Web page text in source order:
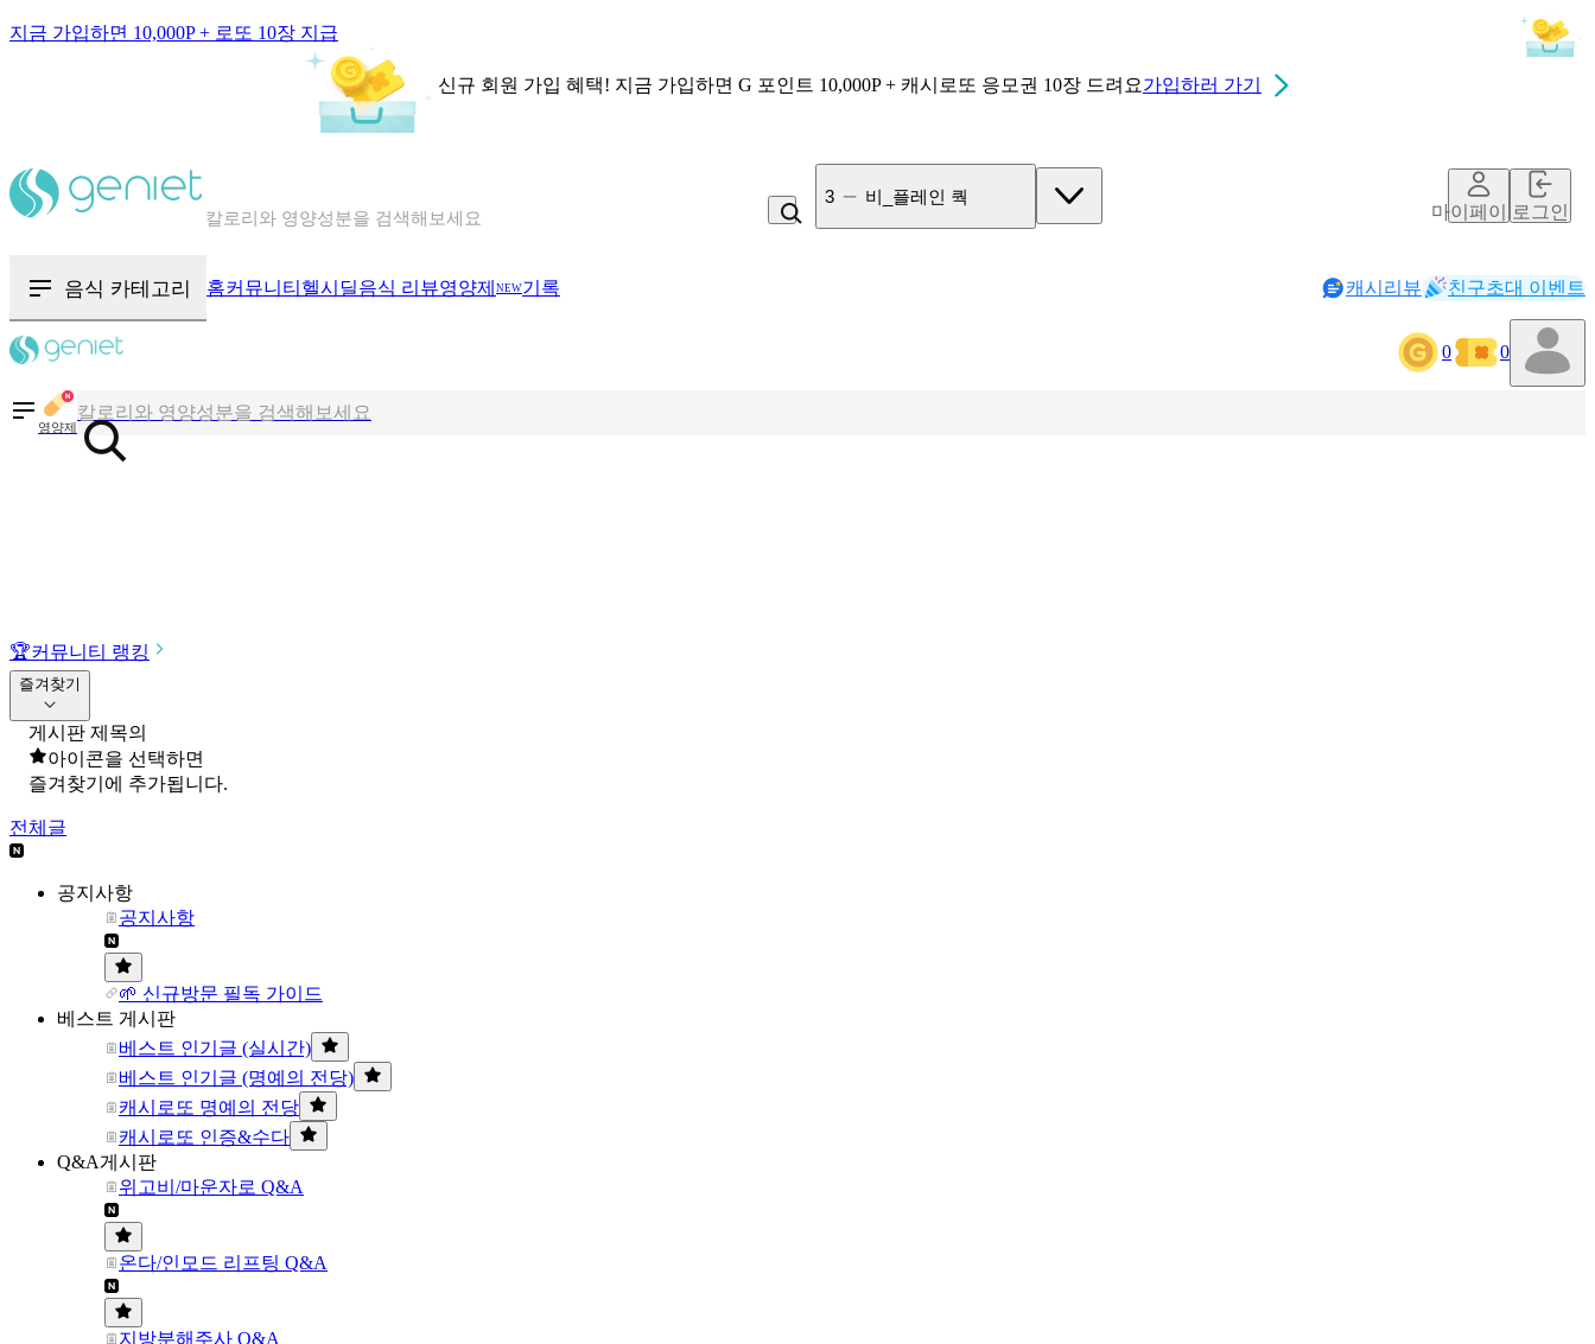
지금 가입하면 10,000P + 로또 10장 지급
신규 회원 가입 혜택! 지금 가입하면 G 포인트 10,000P + 캐시로또 응모권 10장 드려요가입하러 가기
칼로리와 영양성분을 검색해보세요
4 잡곡밥
마이페이지로그인
음식 카테고리 홈커뮤니티 헬시딜음식 리뷰영양제 NEW기록 캐시리뷰 친구초대 이벤트
0 0
영양제
칼로리와 영양성분을 검색해보세요
혈당 · 다이어트 음식 검색해보세요
🏆커뮤니티 랭킹
즐겨찾기
게시판 제목의
아이콘을 선택하면
즐겨찾기에 추가됩니다.
전체글
공지사항
공지사항
🌱 신규방문 필독 가이드
베스트 게시판
베스트 인기글 (실시간)
베스트 인기글 (명예의 전당)
캐시로또 명예의 전당
캐시로또 인증&수다
Q&A게시판
위고비/마운자로 Q&A
온다/인모드 리프팅 Q&A
지방분해주사 Q&A